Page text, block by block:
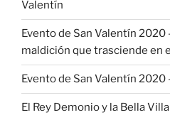
Valentín
Evento de San Valentín 2020
maldición que trasciende en
Evento de San Valentín 2020
El Rey Demonio y la Bella